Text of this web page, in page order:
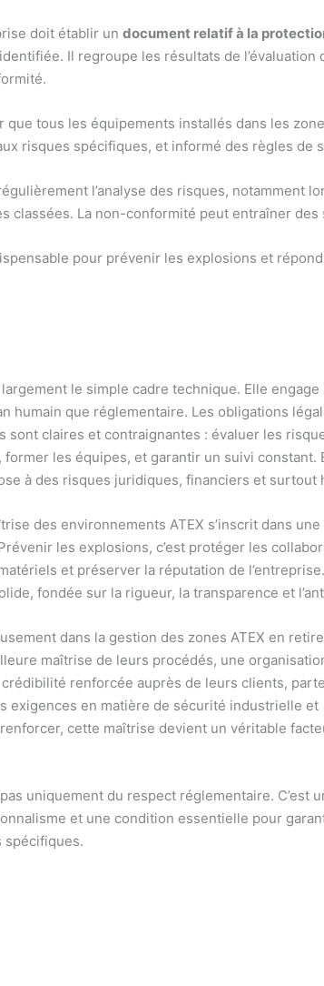
doit établir undocument relatif à la
Il regroupe les résultats de
que tous les équipements installés dans les
risques spécifiques, et informé des règles de
l’analyse des risques, notamment
classées. La non-conformité peut entraîner
pour prévenir les explosions et
le simple cadre technique. Elle
humain que réglementaire. Les obligations
sont claires et contraignantes : évaluer les
les équipes, et garantir un suivi constant.
à des risques juridiques, financiers et surtout
des environnements ATEX s’inscrit dans
les explosions, c’est protéger les
et préserver la réputation de l’entreprise.
fondée sur la rigueur, la transparence et
dans la gestion des zones ATEX en
maîtrise de leurs procédés, une
renforcée auprès de leurs clients,
exigences en matière de sécurité industrielle et
cette maîtrise devient un véritable
uniquement du respect réglementaire. C’est
et une condition essentielle pour
spécifiques.